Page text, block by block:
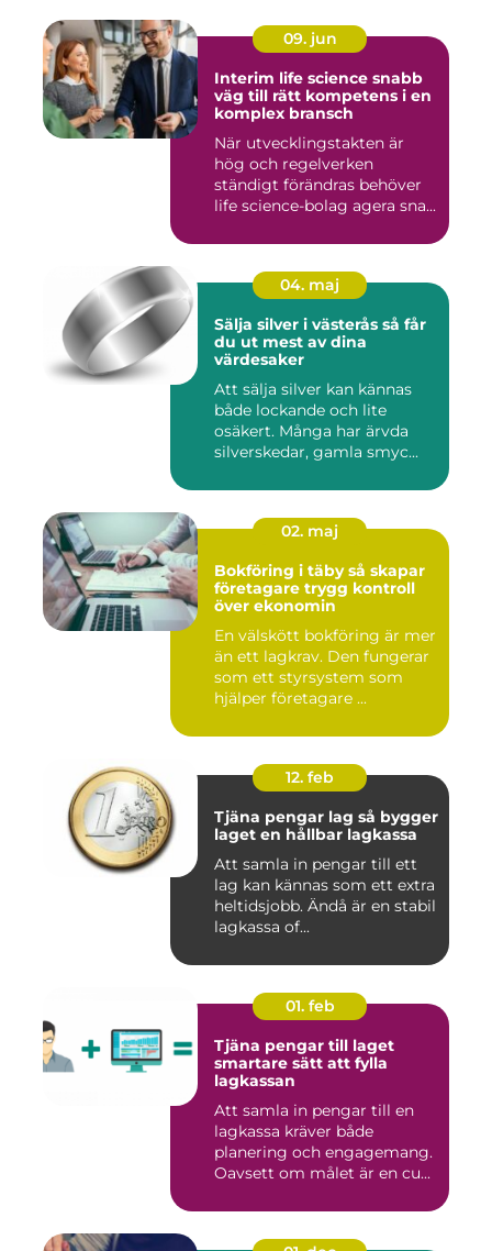
09. jun
Interim life science snabb
väg till rätt kompetens i en
komplex bransch
När utvecklingstakten är
hög och regelverken
ständigt förändras behöver
life science-bolag agera sna...
04. maj
Sälja silver i västerås så får
du ut mest av dina
värdesaker
Att sälja silver kan kännas
både lockande och lite
osäkert. Många har ärvda
silverskedar, gamla smyc...
02. maj
Bokföring i täby så skapar
företagare trygg kontroll
över ekonomin
En välskött bokföring är mer
än ett lagkrav. Den fungerar
som ett styrsystem som
hjälper företagare ...
12. feb
Tjäna pengar lag så bygger
laget en hållbar lagkassa
Att samla in pengar till ett
lag kan kännas som ett extra
heltidsjobb. Ändå är en stabil
lagkassa of...
01. feb
Tjäna pengar till laget
smartare sätt att fylla
lagkassan
Att samla in pengar till en
lagkassa kräver både
planering och engagemang.
Oavsett om målet är en cu...